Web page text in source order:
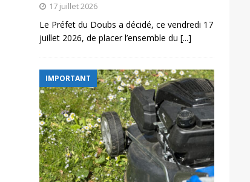
17 juillet 2026
Le Préfet du Doubs a décidé, ce vendredi 17
juillet 2026, de placer l’ensemble du [...]
IMPORTANT